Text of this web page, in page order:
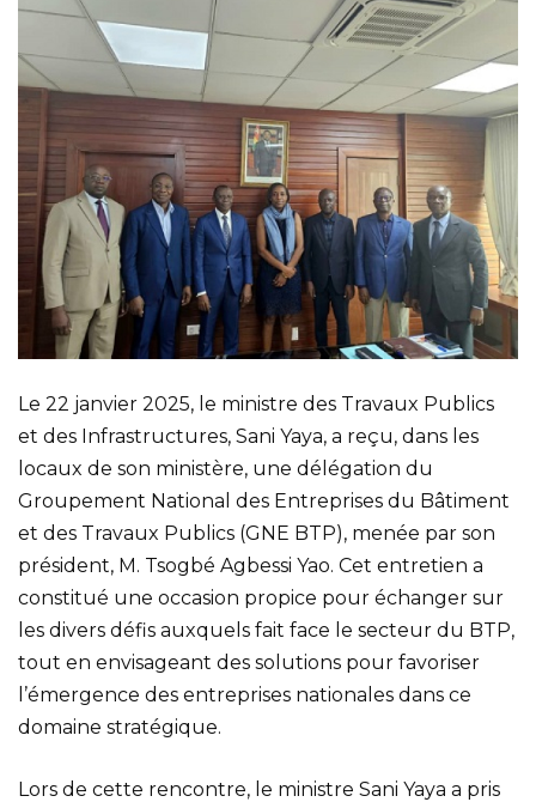
Le 22 janvier 2025, le ministre des Travaux Publics
et des Infrastructures, Sani Yaya, a reçu, dans les
locaux de son ministère, une délégation du
Groupement National des Entreprises du Bâtiment
et des Travaux Publics (GNE BTP), menée par son
président, M. Tsogbé Agbessi Yao. Cet entretien a
constitué une occasion propice pour échanger sur
les divers défis auxquels fait face le secteur du BTP,
tout en envisageant des solutions pour favoriser
l’émergence des entreprises nationales dans ce
domaine stratégique.
Lors de cette rencontre, le ministre Sani Yaya a pris